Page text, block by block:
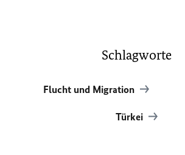
Schlagworte
Flucht und Migration
Türkei